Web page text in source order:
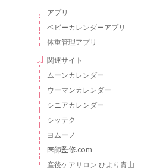
アプリ
ベビーカレンダーアプリ
体重管理アプリ
関連サイト
ムーンカレンダー
ウーマンカレンダー
シニアカレンダー
シッテク
ヨムーノ
医師監修.com
産後ケアサロン ひより青山